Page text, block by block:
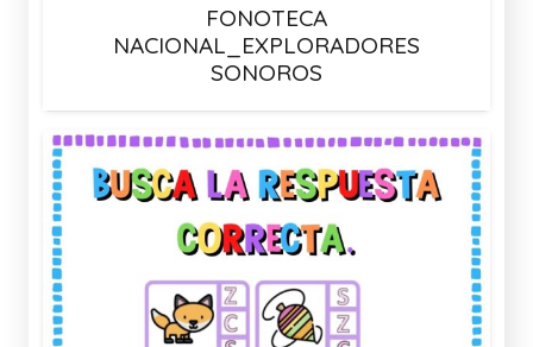
FONOTECA
NACIONAL_EXPLORADORES
SONOROS